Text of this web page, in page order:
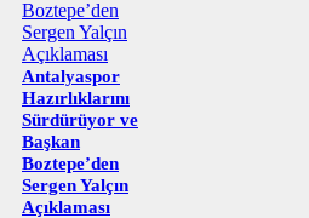
Antalyaspor
Hazırlıklarını
Sürdürüyor ve
Başkan
Boztepe’den
Sergen Yalçın
Açıklaması